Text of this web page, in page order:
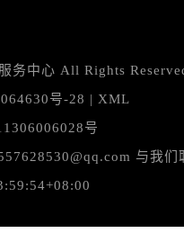
务中心 All Rights
号-28 | XML
号
与我